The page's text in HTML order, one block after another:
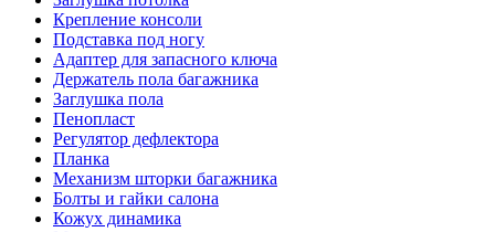
Крепление консоли
Подставка под ногу
Адаптер для запасного ключа
Держатель пола багажника
Заглушка пола
Пенопласт
Регулятор дефлектора
Планка
Механизм шторки багажника
Болты и гайки салона
Кожух динамика